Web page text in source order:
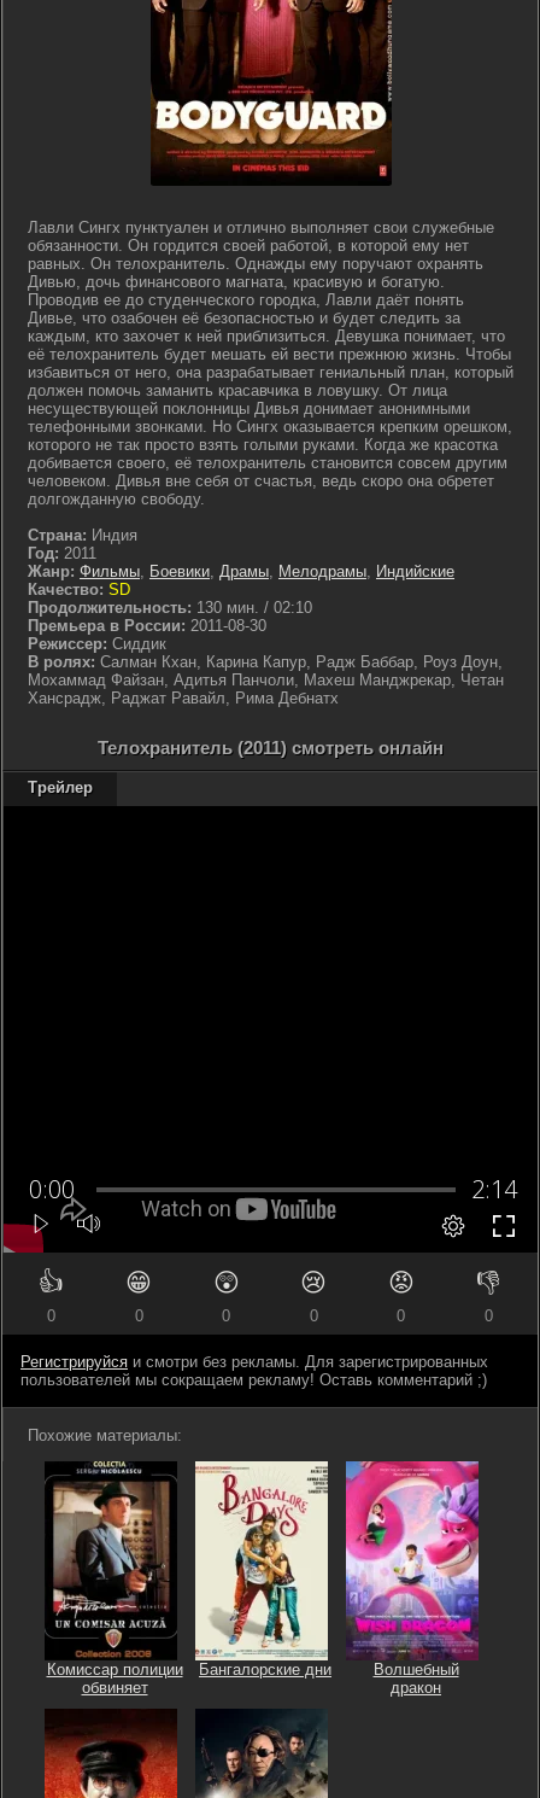
Лавли Сингх пунктуален и отлично выполняет свои служебные
обязанности. Он гордится своей работой, в которой ему нет
равных. Он телохранитель. Однажды ему поручают охранять
Дивью, дочь финансового магната, красивую и богатую.
Проводив ее до студенческого городка, Лавли даёт понять
Дивье, что озабочен её безопасностью и будет следить за
каждым, кто захочет к ней приблизиться. Девушка понимает, что
её телохранитель будет мешать ей вести прежнюю жизнь. Чтобы
избавиться от него, она разрабатывает гениальный план, который
должен помочь заманить красавчика в ловушку. От лица
несуществующей поклонницы Дивья донимает анонимными
телефонными звонками. Но Сингх оказывается крепким орешком,
которого не так просто взять голыми руками. Когда же красотка
добивается своего, её телохранитель становится совсем другим
человеком. Дивья вне себя от счастья, ведь скоро она обретет
долгожданную свободу.
Страна: Индия
Год: 2011
Жанр: Фильмы, Боевики, Драмы, Мелодрамы, Индийские
Качество: SD
Продолжительность: 130 мин. / 02:10
Премьера в России: 2011-08-30
Режиссер: Сиддик
В ролях: Салман Кхан, Карина Капур, Радж Баббар, Роуз Доун,
Мохаммад Файзан, Адитья Панчоли, Махеш Манджрекар, Четан
Хансрадж, Раджат Равайл, Рима Дебнатх
Телохранитель (2011) смотреть онлайн
Трейлер
👍
0
😁
0
😲
0
😢
0
😡
0
👎
0
Регистрируйся и смотри без рекламы. Для зарегистрированных
пользователей мы сокращаем рекламу! Оставь комментарий ;)
Похожие материалы:
Комиссар полиции
обвиняет
Бангалорские дни
Волшебный
дракон